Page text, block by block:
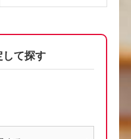
して探す